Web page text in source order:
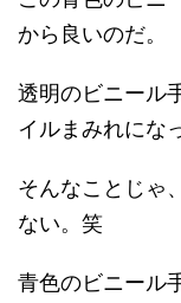
から良いのだ。
透明のビニール
イルまみれにな
そんなことじゃ
ない。笑
青色のビニール